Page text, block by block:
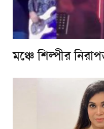
​মঞ্চে শিল্পীর